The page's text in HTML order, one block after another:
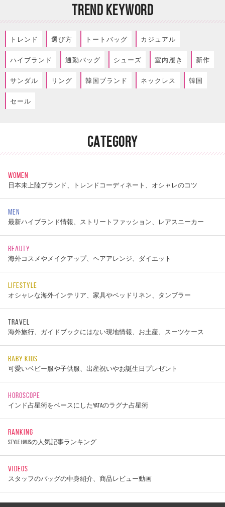
TREND KEYWORD
トレンド 選び方 トートバッグ カジュアル
ハイブランド 通勤バッグ シューズ 室内履き 新作
サンダル リング 韓国ブランド ネックレス 韓国
セール
CATEGORY
WOMEN
日本未上陸ブランド、トレンドコーディネート、オシャレのコツ
MEN
最新ハイブランド情報、ストリートファッション、レアスニーカー
BEAUTY
海外コスメやメイクアップ、ヘアアレンジ、ダイエット
LIFESTYLE
オシャレな海外インテリア、家具やベッドリネン、タンブラー
TRAVEL
海外旅行、ガイドブックにはない現地情報、お土産、スーツケース
BABY KIDS
可愛いベビー服や子供服、出産祝いやお誕生日プレゼント
HOROSCOPE
インド占星術をベースにしたYATAのラグナ占星術
RANKING
STYLE HAUSの人気記事ランキング
VIDEOS
スタッフのバッグの中身紹介、商品レビュー動画